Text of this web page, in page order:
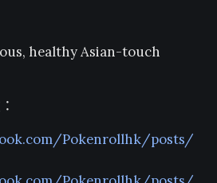
healthy Asian-touch
Pokenrollhk/posts/